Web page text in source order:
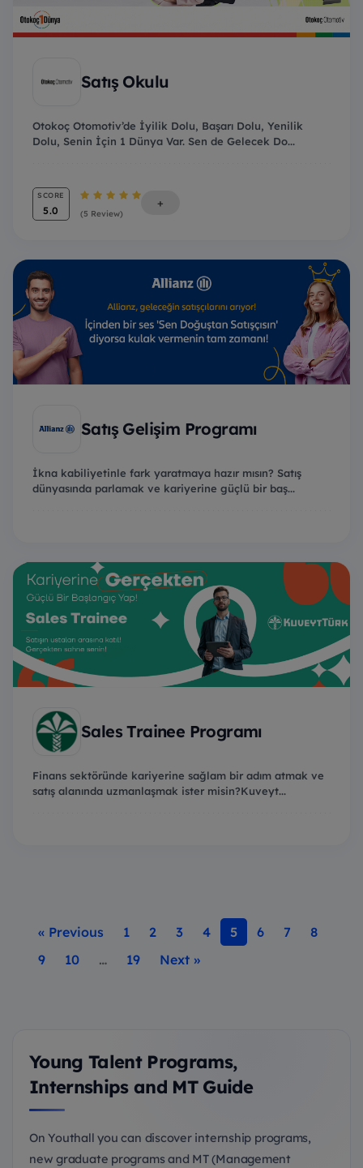
Satış Okulu
Otokoç Otomotiv’de İyilik Dolu, Başarı Dolu, Yenilik
Dolu, Senin İçin 1 Dünya Var. Sen de Gelecek Do...
SCORE
5.0 (5 Review)
+
Satış Gelişim Programı
İkna kabiliyetinle fark yaratmaya hazır mısın? Satış
dünyasında parlamak ve kariyerine güçlü bir baş...
Sales Trainee Programı
Finans sektöründe kariyerine sağlam bir adım atmak ve
satış alanında uzmanlaşmak ister misin?Kuveyt...
« Previous 1 2 3 4 5 6 7
8
9
10 … 19 Next »
Young Talent Programs,
Internships and MT Guide
On Youthall you can discover internship programs,
new graduate programs and MT (Management